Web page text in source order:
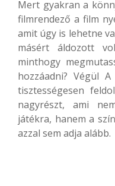
Mert gyakran a
filmrendező a film
amit úgy is lehetne
másért áldozott
minthogy
hozzáadni? Végül
tisztességesen
nagyrészt, ami
játékra, hanem a
azzal sem adja alább.